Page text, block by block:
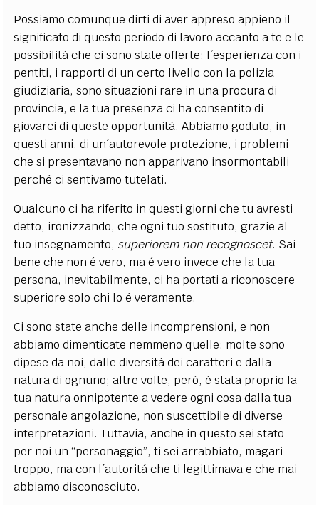
Possiamo comunque dirti di aver appreso appieno il
significato di questo periodo di lavoro accanto a te e le
possibilitá che ci sono state offerte: l´esperienza con i
pentiti, i rapporti di un certo livello con la polizia
giudiziaria, sono situazioni rare in una procura di
provincia, e la tua presenza ci ha consentito di
giovarci di queste opportunitá. Abbiamo goduto, in
questi anni, di un´autorevole protezione, i problemi
che si presentavano non apparivano insormontabili
perché ci sentivamo tutelati.
Qualcuno ci ha riferito in questi giorni che tu avresti
detto, ironizzando, che ogni tuo sostituto, grazie al
tuo insegnamento, superiorem non recognoscet. Sai
bene che non é vero, ma é vero invece che la tua
persona, inevitabilmente, ci ha portati a riconoscere
superiore solo chi lo é veramente.
Ci sono state anche delle incomprensioni, e non
abbiamo dimenticate nemmeno quelle: molte sono
dipese da noi, dalle diversitá dei caratteri e dalla
natura di ognuno; altre volte, peró, é stata proprio la
tua natura onnipotente a vedere ogni cosa dalla tua
personale angolazione, non suscettibile di diverse
interpretazioni. Tuttavia, anche in questo sei stato
per noi un “personaggio”, ti sei arrabbiato, magari
troppo, ma con l´autoritá che ti legittimava e che mai
abbiamo disconosciuto.